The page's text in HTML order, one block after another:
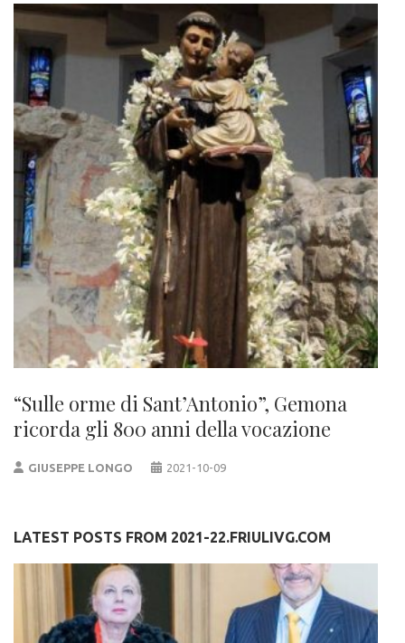
“Sulle orme di Sant’Antonio”, Gemona
ricorda gli 800 anni della vocazione
GIUSEPPE LONGO 2021-10-09
LATEST POSTS FROM 2021-22.FRIULIVG.COM